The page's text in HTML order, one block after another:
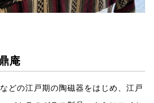
庵
どの江戸期の陶磁器をはじめ、江戸